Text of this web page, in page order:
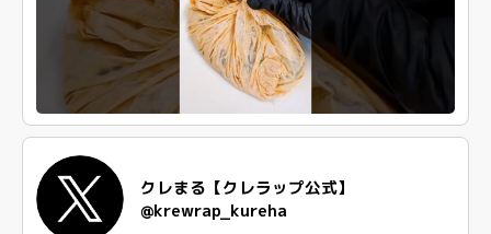
クレまる【クレラップ公式】
@krewrap_kureha